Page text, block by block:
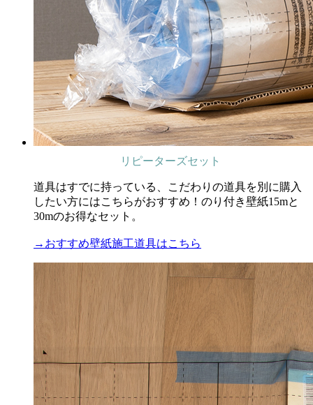
リピーターズセット
道具はすでに持っている、こだわりの道具を別に購入
したい方にはこちらがおすすめ！のり付き壁紙15mと
30mのお得なセット。
→おすすめ壁紙施工道具はこちら